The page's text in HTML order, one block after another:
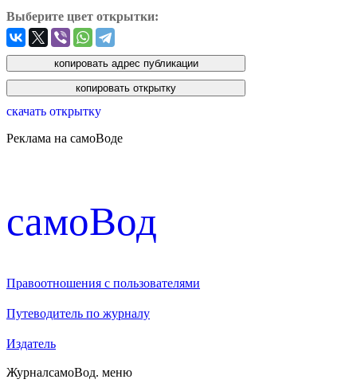
Выберите цвет открытки:
скачать открытку
Реклама на самоВоде
cамоВод
Правоотношения с пользователями
Путеводитель по журналу
Издатель
ЖурналсамоВод. меню